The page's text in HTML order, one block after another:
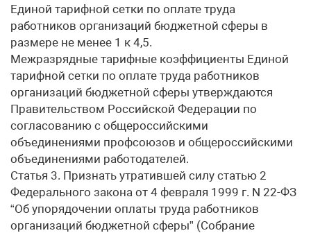
Единой тарифной сетки по оплате труда
работников организаций бюджетной сферы в
размере не менее 1 к 4,5.
Межразрядные тарифные коэффициенты Единой
тарифной сетки по оплате труда работников
организаций бюджетной сферы утверждаются
Правительством Российской Федерации по
согласованию с общероссийскими
объединениями профсоюзов и общероссийскими
объединениями работодателей.
Статья 3. Признать утратившей силу статью 2
Федерального закона от 4 февраля 1999 г. N 22-ФЗ
“Об упорядочении оплаты труда работников
организаций бюджетной сферы” (Собрание